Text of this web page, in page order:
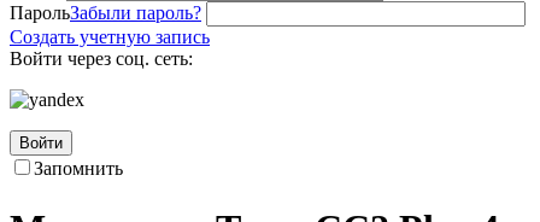
ПарольЗабыли пароль?
Создать учетную запись
Войти через соц. сеть:
Войти
Запомнить